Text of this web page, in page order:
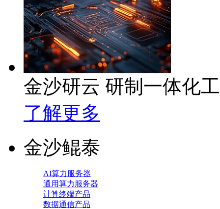
金沙研云 研制一体化
了解更多
金沙鲲泰
AI算力服务器
通用算力服务器
计算终端产品
数据通信产品